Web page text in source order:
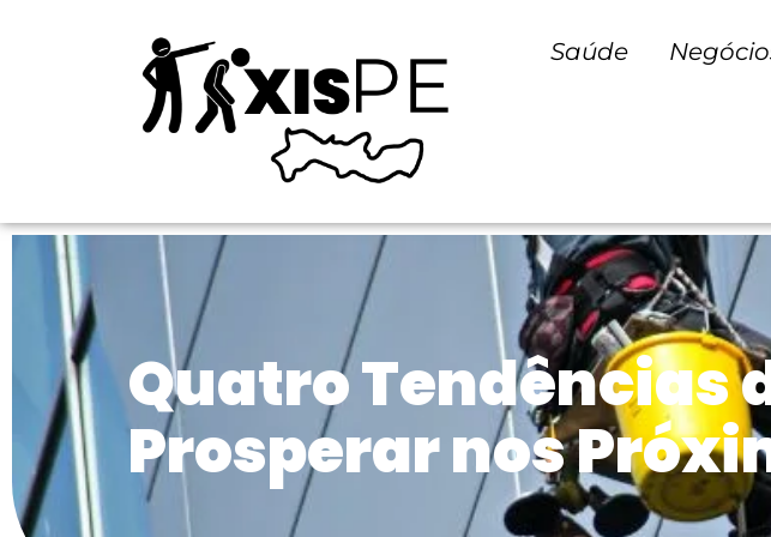
Saúde
Quatro Tendências
Prosperar nos